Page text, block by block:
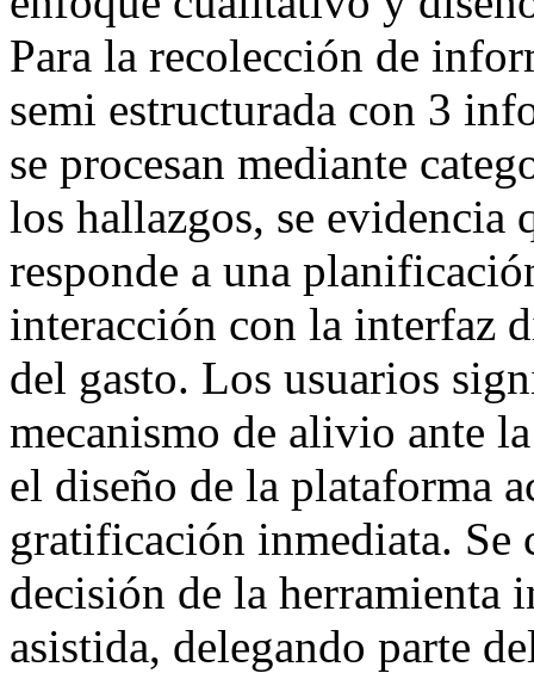
Para la recolección de
semi estructurada con 3
se procesan mediante
los hallazgos, se evidencia
responde a una
interacción con la interfaz
del gasto. Los usuarios
mecanismo de alivio ante
el diseño de la plataforma
gratificación inmediata. Se
decisión de la
asistida, delegando parte